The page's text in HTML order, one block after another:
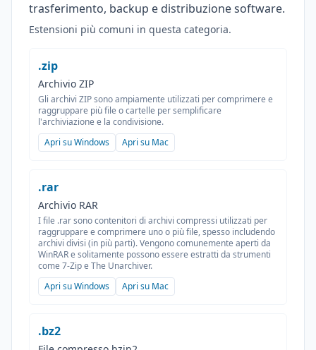
trasferimento, backup e distribuzione software.
Estensioni più comuni in questa categoria.
.zip
Archivio ZIP
Gli archivi ZIP sono ampiamente utilizzati per comprimere e
raggruppare più file o cartelle per semplificare
l'archiviazione e la condivisione.
Apri su Windows
Apri su Mac
.rar
Archivio RAR
I file .rar sono contenitori di archivi compressi utilizzati per
raggruppare e comprimere uno o più file, spesso includendo
archivi divisi (in più parti). Vengono comunemente aperti da
WinRAR e solitamente possono essere estratti da strumenti
come 7-Zip e The Unarchiver.
Apri su Windows
Apri su Mac
.bz2